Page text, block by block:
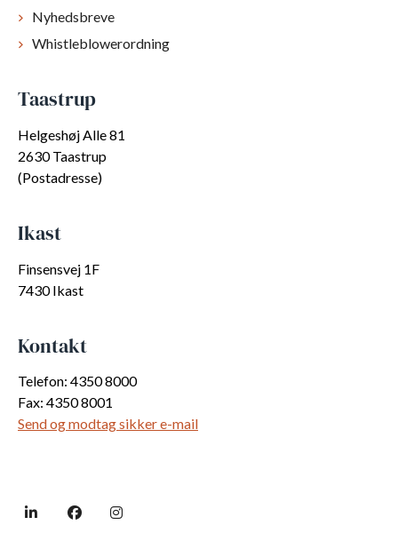
Nyhedsbreve
Whistleblowerordning
Taastrup
Helgeshøj Alle 81
2630 Taastrup
(Postadresse)
Ikast
Finsensvej 1F
7430 Ikast
Kontakt
Telefon: 4350 8000
Fax: 4350 8001
Send og modtag sikker e-mail